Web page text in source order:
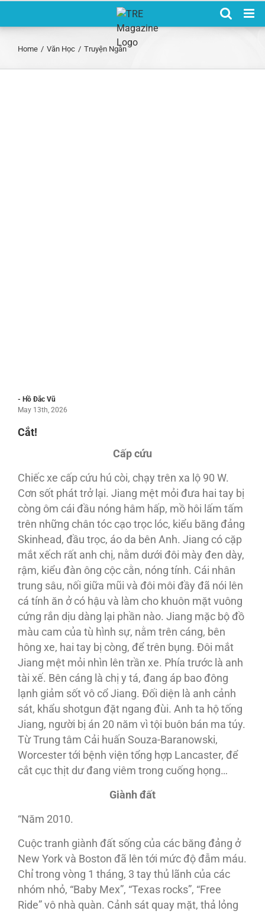
Home / Văn Học / Truyện Ngắn
- Hồ Đắc Vũ
May 13th, 2026
Cắt!
Cấp cứu
Chiếc xe cấp cứu hú còi, chạy trên xa lộ 90 W.
Cơn sốt phát trở lại. Jiang mệt mỏi đưa hai tay bị
còng ôm cái đầu nóng hâm hấp, mồ hôi lấm tấm
trên những chân tóc cạo trọc lóc, kiểu băng đảng
Skinhead, đầu trọc, áo da bên Anh. Jiang có cặp
mắt xếch rất anh chị, nằm dưới đôi mày đen dày,
rậm, kiểu đàn ông cộc cằn, nóng tính. Cái nhân
trung sâu, nối giữa mũi và đôi môi đầy đã nói lên
cá tính ăn ở có hậu và làm cho khuôn mặt vuông
cứng rắn dịu dàng lại phần nào. Jiang mặc bộ đồ
màu cam của tù hình sự, nằm trên cáng, bên
hông xe, hai tay bị còng, để trên bụng. Đôi mắt
Jiang mệt mỏi nhìn lên trần xe. Phía trước là anh
tài xế. Bên cáng là chị y tá, đang áp bao đông
lạnh giảm sốt vô cổ Jiang. Đối diện là anh cảnh
sát, khẩu shotgun đặt ngang đùi. Anh ta hộ tống
Jiang, người bị án 20 năm vì tội buôn bán ma túy.
Từ Trung tâm Cải huấn Souza-Baranowski,
Worcester tới bệnh viện tổng hợp Lancaster, để
cắt cục thịt dư đang viêm trong cuống họng…
Giành đất
“Năm 2010.
Cuộc tranh giành đất sống của các băng đảng ở
New York và Boston đã lên tới mức độ đẫm máu.
Chỉ trong vòng 1 tháng, 3 tay thủ lãnh của các
nhóm nhỏ, “Baby Mex”, “Texas rocks”, “Free
Ride” vô nhà quàn. Cảnh sát quay mặt, thả lỏng